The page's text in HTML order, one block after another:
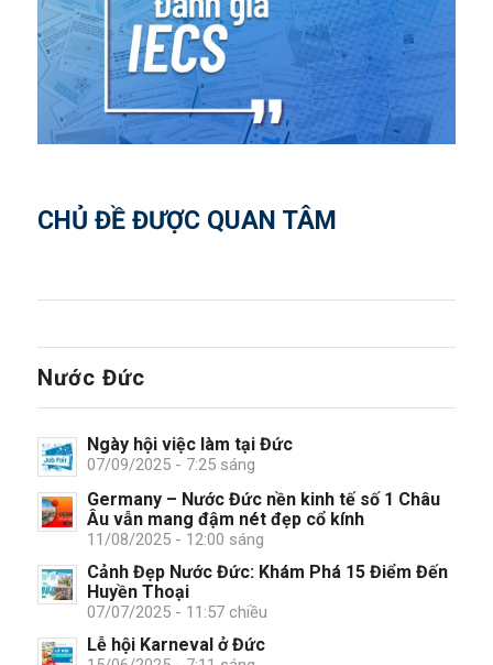
CHỦ ĐỀ ĐƯỢC QUAN TÂM
Nước Đức
Ngày hội việc làm tại Đức
07/09/2025 - 7:25 sáng
Germany – Nước Đức nền kinh tế số 1 Châu
Âu vẫn mang đậm nét đẹp cổ kính
11/08/2025 - 12:00 sáng
Cảnh Đẹp Nước Đức: Khám Phá 15 Điểm Đến
Huyền Thoại
07/07/2025 - 11:57 chiều
Lễ hội Karneval ở Đức